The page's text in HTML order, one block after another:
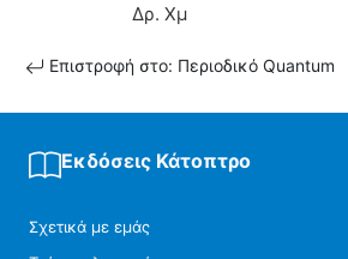
Δρ. Χμ
Επιστροφή στο: Περιοδικό Quantum
Εκδόσεις Κάτοπτρο
Σχετικά με εμάς